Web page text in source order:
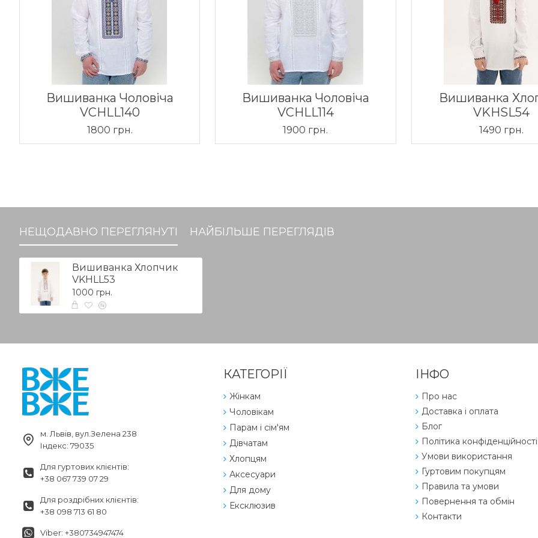
Вишиванка Чоловіча
VCHLL140
1800 грн.
Вишиванка Чоловіча
VCHLL114
1900 грн.
Вишиванка
VKHSL54
1490 грн.
НЕЩОДАВНО ПЕРЕГЛЯНУТІ НАЙБІЛЬШЕ ПЕРЕГЛЯДІВ
Вишиванка Хлопчик
VKHLL53
1000 грн.
м. Львів, вул.Зелена 238
Індекс: 79035
Для гуртових клієнтів:
+38 067 739 07 29
Для роздрібних клієнтів:
+38 098 713 61 80
Viber: +380734947474
КАТЕГОРІЇ
Жінкам
Чоловікам
Парам і сім'ям
Дівчатам
Хлопцям
Аксесуари
Для дому
Ексклюзив
ІНФО
Про нас
Доставка і оплата
Блог
Політика конфіденційності
Умови використання
Гуртовим покупцям
Правила та умови
Повернення та обмін
Контакти